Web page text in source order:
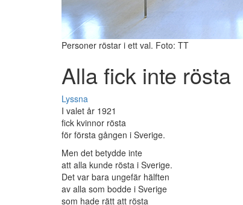
Personer röstar i ett val. Foto: TT
Alla fick inte rösta
Lyssna
I valet år 1921
fick kvinnor rösta
för första gången i Sverige.
Men det betydde inte
att alla kunde rösta i Sverige.
Det var bara ungefär hälften
av alla som bodde i Sverige
som hade rätt att rösta